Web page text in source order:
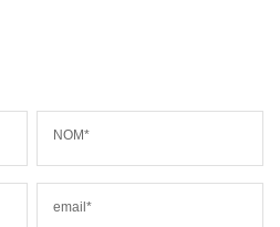
NOM*
email*